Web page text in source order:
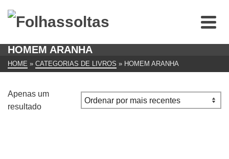
HOMEM ARANHA
HOME » CATEGORIAS DE LIVROS » HOMEM ARANHA
Apenas um
resultado